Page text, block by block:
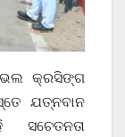
କ୍ରସିଙ୍ଗ
ଯତ୍ନବାନ